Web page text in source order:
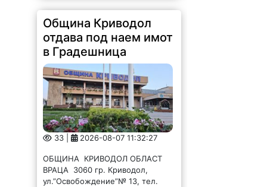
Община Криводол
отдава под наем имот
в Градешница
33 | 2026-08-07 11:32:27
ОБЩИНА КРИВОДОЛ ОБЛАСТ
ВРАЦА 3060 гр. Криводол,
ул.”Освобождение”№ 13, тел.